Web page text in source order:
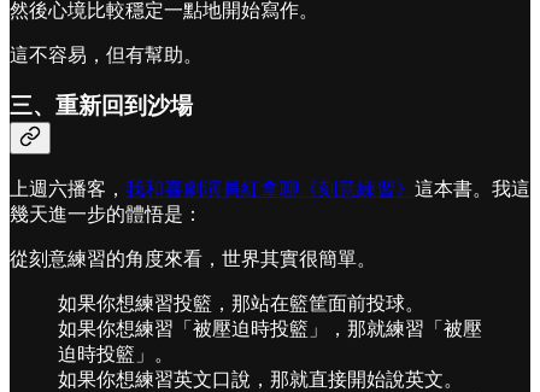
然後心境比較穩定一點地開始寫作。
這不容易，但有幫助。
三、重新回到沙場
上週六播客， 我和喜劇演員紅拿聊《刻意練習》 這本書。我這
幾天進一步的體悟是：
從刻意練習的角度來看，世界其實很簡單。
如果你想練習投籃，那站在籃筐面前投球。
如果你想練習「被壓迫時投籃」，那就練習「被壓
迫時投籃」。
如果你想練習英文口說，那就直接開始說英文。